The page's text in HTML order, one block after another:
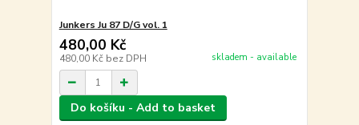
Junkers Ju 87 D/G vol. 1
480,00 Kč
480,00 Kč bez DPH skladem - available
Do košíku - Add to basket